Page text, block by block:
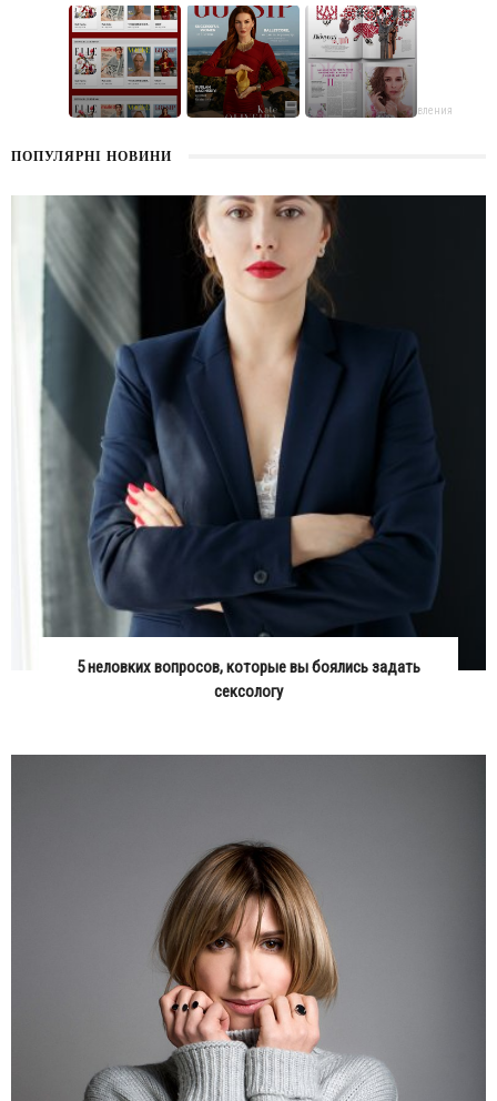
поздравления
ПОПУЛЯРНІ НОВИНИ
5 неловких вопросов, которые вы боялись задать
сексологу